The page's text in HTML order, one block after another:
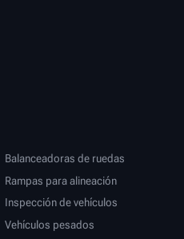
Balanceadoras de ruedas
Rampas para alineación
Inspección de vehículos
Vehículos pesados